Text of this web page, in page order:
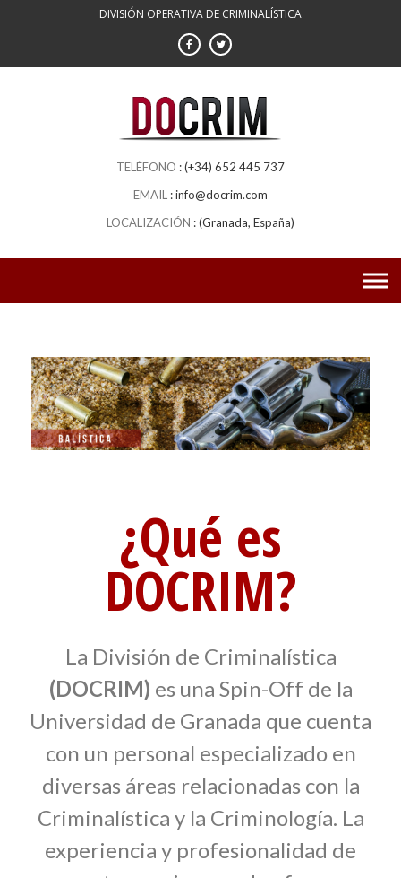
DIVISIÓN OPERATIVA DE CRIMINALÍSTICA
(+34) 652 445 737
info@docrim.com
(Granada, España)
¿Qué es
DOCRIM?
La División de Criminalística
(DOCRIM) es una Spin-Off de la
Universidad de Granada que cuenta
con un personal especializado en
diversas áreas relacionadas con la
Criminalística y la Criminología. La
experiencia y profesionalidad de